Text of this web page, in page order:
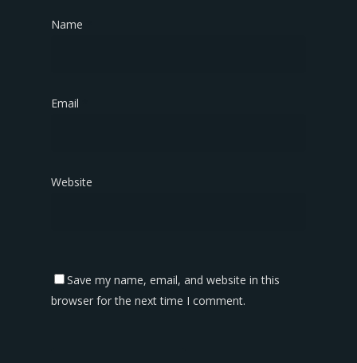
Name
Email
Website
Save my name, email, and website in this
browser for the next time I comment.